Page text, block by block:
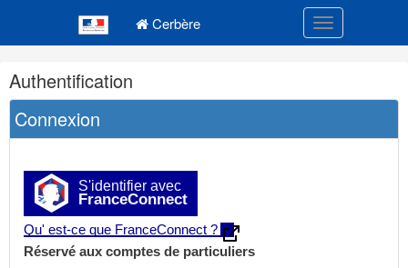
Cerbère Toggle
Navigation
et
outils
annexes
Authentification
Connexion
S'identifier avec
FranceConnect
Qu' est-ce que FranceConnect ?
Réservé aux comptes de particuliers